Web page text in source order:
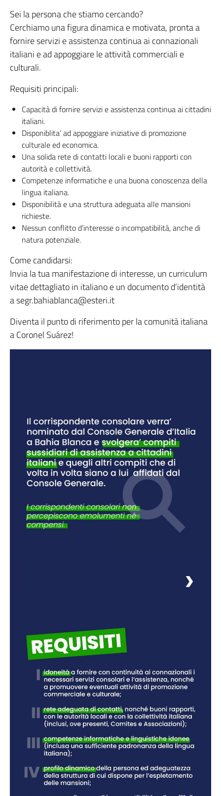
Sei la persona che stiamo cercando?
Cerchiamo una figura dinamica e motivata, pronta a
fornire servizi e assistenza continua ai connazionali
italiani e ad appoggiare le attività commerciali e
culturali.
Requisiti principali:
Capacità di fornire servizi e assistenza continua ai cittadini
italiani.
Disponiblita’ ad appoggiare iniziative di promozione
culturale ed economica.
Una solida rete di contatti locali e buoni rapporti con
autorità e collettività.
Competenze informatiche e una buona conoscenza della
lingua italiana.
Disponibilità e una struttura adeguata alle mansioni
richieste.
Nessun conflitto d’interesse o incompatibilità, anche di
natura potenziale.
Come candidarsi:
Invia la tua manifestazione di interesse, un curriculum
vitae dettagliato in italiano e un documento d’identità
a segr.bahiablanca@esteri.it
Diventa il punto di riferimento per la comunità italiana
a Coronel Suárez!